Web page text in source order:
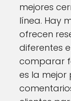
mejores
línea. Hay
ofrecen
diferentes
comparar
es la mejor